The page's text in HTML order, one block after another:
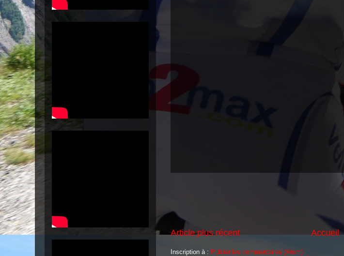
Article plus récent Accueil
Inscription à : Publier les commentaires (Atom)